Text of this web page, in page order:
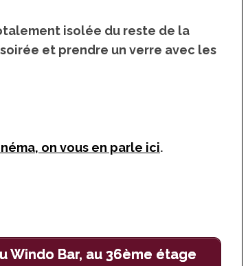
isolée du reste de la
et prendre un verre avec les
on vous en parle ici.
Windo Bar, au 36ème étage